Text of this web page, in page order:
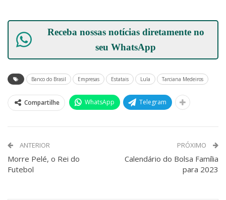
Receba nossas notícias diretamente no
seuWhatsApp
Banco do Brasil Empresas Estatais Lula Tarciana Medeiros
Compartilhe WhatsApp Telegram
ANTERIOR
Morre Pelé, o Rei do
Futebol
PRÓXIMO
Calendário do Bolsa Família
para 2023